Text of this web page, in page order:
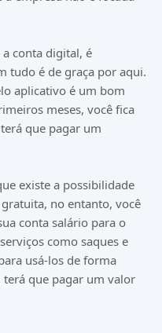
conta digital, é
tudo é de graça por aqui.
aplicativo é um bom
meses, você fica
que pagar um
existe a possibilidade
no entanto, você
conta salário para o
como saques e
usá-los de forma
terá que pagar um valor